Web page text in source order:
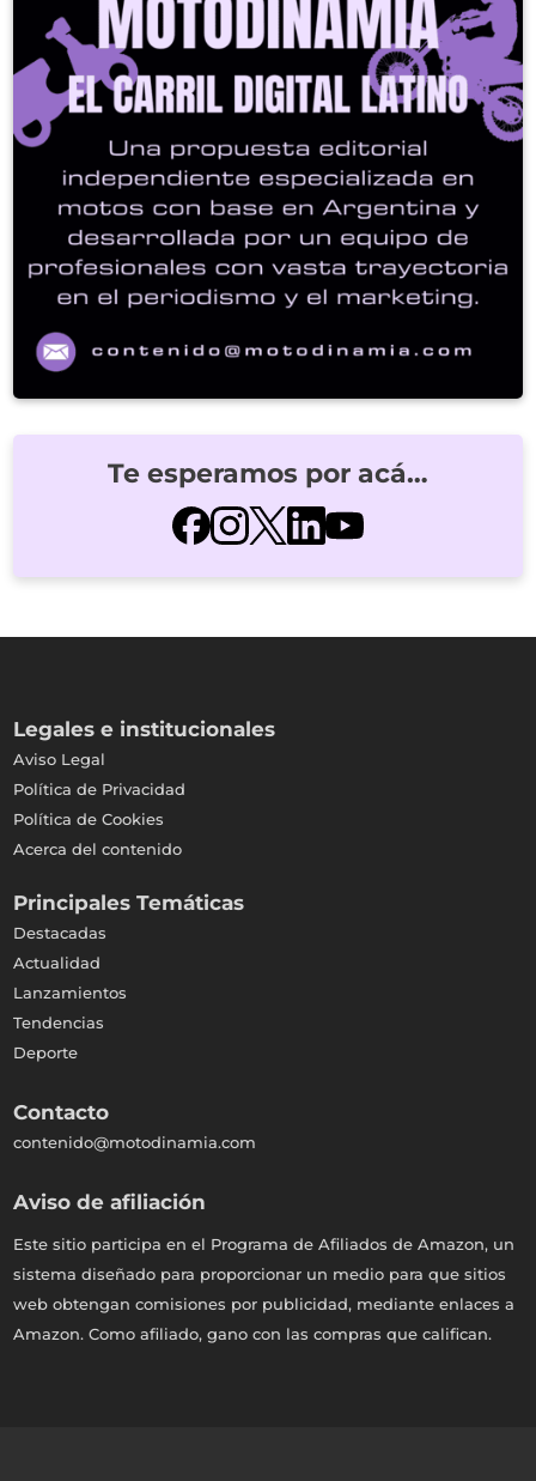
Te esperamos por acá…
Legales e institucionales
Aviso Legal
Política de Privacidad
Política de Cookies
Acerca del contenido
Principales Temáticas
Destacadas
Actualidad
Lanzamientos
Tendencias
Deporte
Contacto
contenido@motodinamia.com
Aviso de afiliación
Este sitio participa en el Programa de Afiliados de Amazon, un
sistema diseñado para proporcionar un medio para que sitios
web obtengan comisiones por publicidad, mediante enlaces a
Amazon. Como afiliado, gano con las compras que califican.